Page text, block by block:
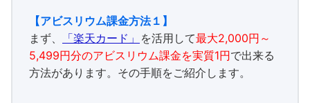
【アビスリウム課金方法１】
まず、
「楽天カード」 を活用して最大2,000円～
5,499円分のアビスリウム課金を実質1円で出来る
方法があります。その手順をご紹介します。